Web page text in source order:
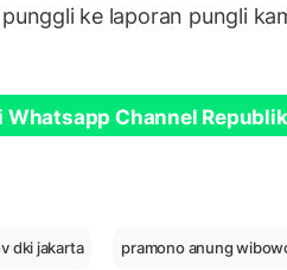
ke laporan pungli
Whatsapp Channel
dki jakarta pramono anung